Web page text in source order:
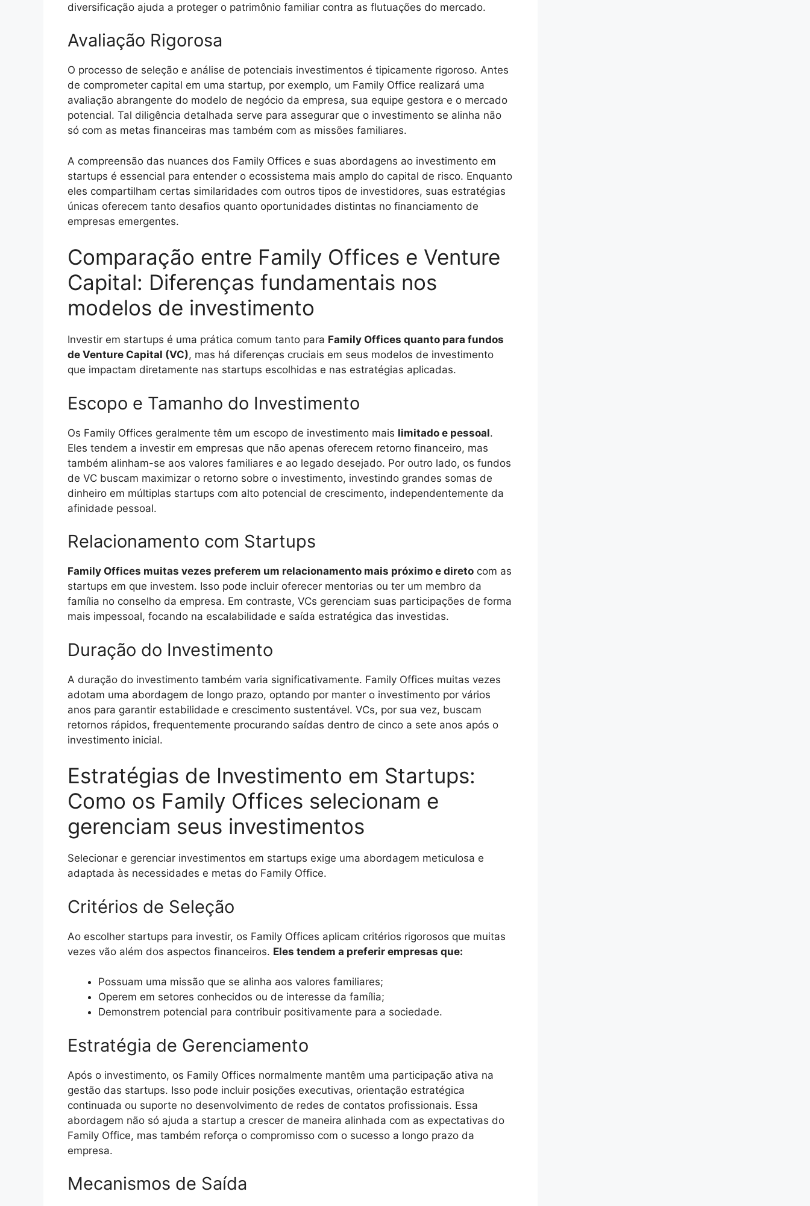
diversificação ajuda a proteger o patrimônio familiar contra as flutuações do mercado.
Avaliação Rigorosa
O processo de seleção e análise de potenciais investimentos é tipicamente rigoroso. Antes
de comprometer capital em uma startup, por exemplo, um Family Office realizará uma
avaliação abrangente do modelo de negócio da empresa, sua equipe gestora e o mercado
potencial. Tal diligência detalhada serve para assegurar que o investimento se alinha não
só com as metas financeiras mas também com as missões familiares.
A compreensão das nuances dos Family Offices e suas abordagens ao investimento em
startups é essencial para entender o ecossistema mais amplo do capital de risco. Enquanto
eles compartilham certas similaridades com outros tipos de investidores, suas estratégias
únicas oferecem tanto desafios quanto oportunidades distintas no financiamento de
empresas emergentes.
Comparação entre Family Offices e Venture
Capital: Diferenças fundamentais nos
modelos de investimento
Investir em startups é uma prática comum tanto para Family Offices quanto para fundos
de Venture Capital (VC), mas há diferenças cruciais em seus modelos de investimento
que impactam diretamente nas startups escolhidas e nas estratégias aplicadas.
Escopo e Tamanho do Investimento
Os Family Offices geralmente têm um escopo de investimento mais limitado e pessoal.
Eles tendem a investir em empresas que não apenas oferecem retorno financeiro, mas
também alinham-se aos valores familiares e ao legado desejado. Por outro lado, os fundos
de VC buscam maximizar o retorno sobre o investimento, investindo grandes somas de
dinheiro em múltiplas startups com alto potencial de crescimento, independentemente da
afinidade pessoal.
Relacionamento com Startups
Family Offices muitas vezes preferem um relacionamento mais próximo e direto com as
startups em que investem. Isso pode incluir oferecer mentorias ou ter um membro da
família no conselho da empresa. Em contraste, VCs gerenciam suas participações de forma
mais impessoal, focando na escalabilidade e saída estratégica das investidas.
Duração do Investimento
A duração do investimento também varia significativamente. Family Offices muitas vezes
adotam uma abordagem de longo prazo, optando por manter o investimento por vários
anos para garantir estabilidade e crescimento sustentável. VCs, por sua vez, buscam
retornos rápidos, frequentemente procurando saídas dentro de cinco a sete anos após o
investimento inicial.
Estratégias de Investimento em Startups:
Como os Family Offices selecionam e
gerenciam seus investimentos
Selecionar e gerenciar investimentos em startups exige uma abordagem meticulosa e
adaptada às necessidades e metas do Family Office.
Critérios de Seleção
Ao escolher startups para investir, os Family Offices aplicam critérios rigorosos que muitas
vezes vão além dos aspectos financeiros. Eles tendem a preferir empresas que:
Possuam uma missão que se alinha aos valores familiares;
Operem em setores conhecidos ou de interesse da família;
Demonstrem potencial para contribuir positivamente para a sociedade.
Estratégia de Gerenciamento
Após o investimento, os Family Offices normalmente mantêm uma participação ativa na
gestão das startups. Isso pode incluir posições executivas, orientação estratégica
continuada ou suporte no desenvolvimento de redes de contatos profissionais. Essa
abordagem não só ajuda a startup a crescer de maneira alinhada com as expectativas do
Family Office, mas também reforça o compromisso com o sucesso a longo prazo da
empresa.
Mecanismos de Saída